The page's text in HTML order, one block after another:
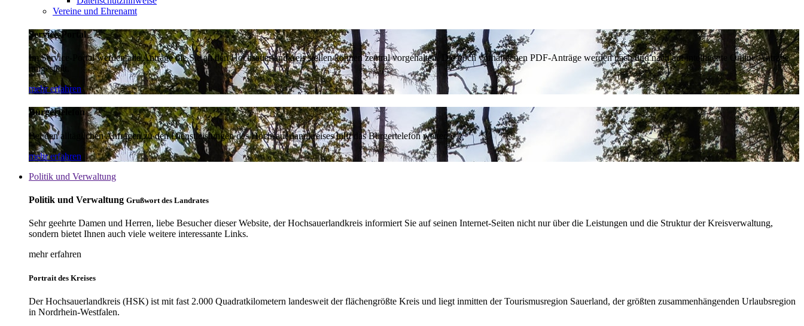
Vereine und Ehrenamt
Service-Portal
Im Service-Portal werden alle Anträge die Sie an den Hochsauerlandkreis stellen können zentral vorgehalten. Die noch vorhandenen PDF-Anträge werden nach und nach auf intelligente Online-Anträge
umgestellt.
mehr erfahren
Bürgertelefon
Bei den alltäglichen Anfragen zu den Dienstleistungen des Hochsauerlandkreises hilft das Bürgertelefon weiter.
mehr erfahren
Politik und Verwaltung
Politik und Verwaltung Grußwort des Landrates
Sehr geehrte Damen und Herren, liebe Besucher dieser Website, der Hochsauerlandkreis informiert Sie auf seinen Internet-Seiten nicht nur über die Leistungen und die Struktur der Kreisverwaltung,
sondern bietet Ihnen auch viele weitere interessante Links.
mehr erfahren
Portrait des Kreises
Der Hochsauerlandkreis (HSK) ist mit fast 2.000 Quadratkilometern landesweit der flächengrößte Kreis und liegt inmitten der Tourismusregion Sauerland, der größten zusammenhängenden Urlaubsregion
in Nordrhein-Westfalen.